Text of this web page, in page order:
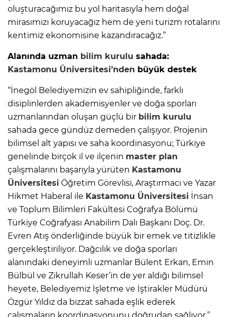
oluşturacağımız bu yol haritasıyla hem doğal
mirasımızı koruyacağız hem de yeni turizm rotalarını
kentimiz ekonomisine kazandıracağız.”
Alanında uzman bilim kurulu sahada:
Kastamonu Üniversitesi’nden büyük destek
“İnegöl Belediyemizin ev sahipliğinde, farklı
disiplinlerden akademisyenler ve doğa sporları
uzmanlarından oluşan güçlü bir bilim kurulu
sahada gece gündüz demeden çalışıyor. Projenin
bilimsel alt yapısı ve saha koordinasyonu; Türkiye
genelinde birçok il ve ilçenin master plan
çalışmalarını başarıyla yürüten Kastamonu
Üniversitesi Öğretim Görevlisi, Araştırmacı ve Yazar
Hikmet Haberal ile Kastamonu Üniversitesi İnsan
ve Toplum Bilimleri Fakültesi Coğrafya Bölümü
Türkiye Coğrafyası Anabilim Dalı Başkanı Doç. Dr.
Evren Atış önderliğinde büyük bir emek ve titizlikle
gerçekleştiriliyor. Dağcılık ve doğa sporları
alanındaki deneyimli uzmanlar Bülent Erkan, Emin
Bülbül ve Zikrullah Keser’in de yer aldığı bilimsel
heyete, Belediyemiz İşletme ve İştirakler Müdürü
Özgür Yıldız da bizzat sahada eşlik ederek